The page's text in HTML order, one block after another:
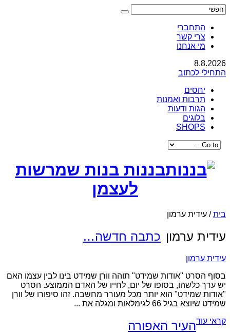
התחברי
צרי קשר
מי אנחנו
8.8.2026
התחילי לכתוב
יחסים
תרבות ואמנות
הגות ודעות
בלוגים
SHOPS
בננות בנות שמרשות
לעצמן
בית/ עידית ערמון
עידית ערמון כתבה חדשה…
עידית ערמון
בסוף הסרט "אודות שמידט" תוהה וורן שמידט בינו לבין עצמו האם
יש ערך כלשהו, בסופו של יום, לחייו של האדם הממוצע. הסרט
"אודות שמידט" הוא יותר מכל מעורר מחשבה. זהו סיפורו של וורן
שמידט שיוצא בגיל 66 לגימלאות ומגלה את ...
קראי עודהעיר האפורה